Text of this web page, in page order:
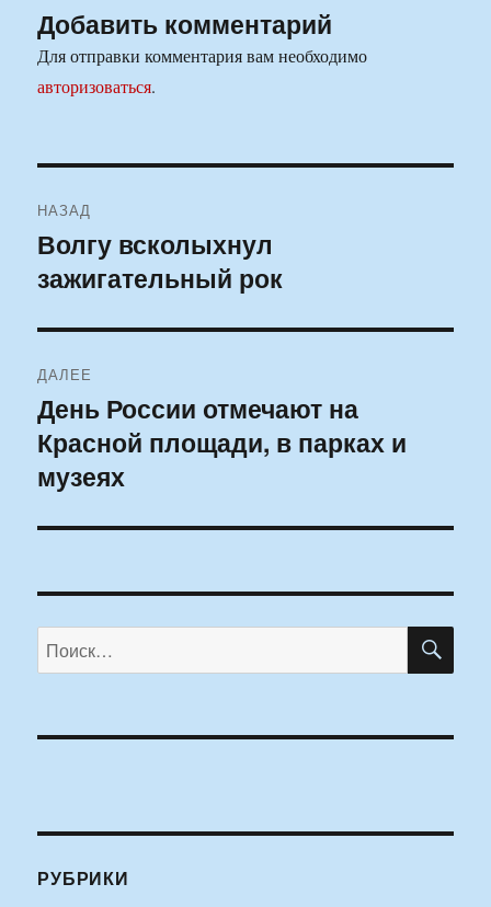
Добавить комментарий
Для отправки комментария вам необходимо
авторизоваться.
по
записям
НАЗАД
Предыдущая
запись:
Волгу всколыхнул
зажигательный рок
ДАЛЕЕ
Следующая
запись:
День России отмечают на
Красной площади, в парках и
музеях
Искать:
РУБРИКИ